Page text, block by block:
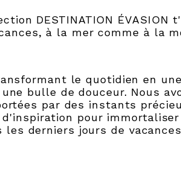
DESTINATION ÉVASION
à la mer comme à la
le quotidien en
bulle de douceur. Nous
par des instants
d'inspiration pour
derniers jours de